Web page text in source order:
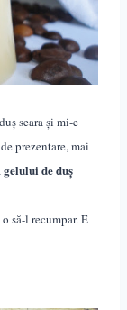
seara și mi-e
prezentare, mai
gelului de duș
să-l recumpar. E